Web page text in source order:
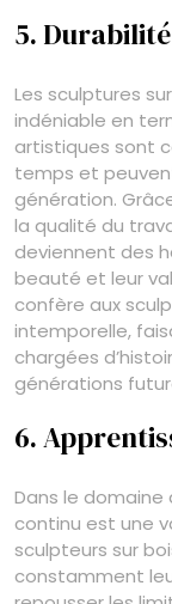
5. Durabilité
Les sculptures
indéniable en
artistiques sont
temps et
génération.
la qualité du
deviennent des
beauté et leur
confère aux
intemporelle,
chargées
générations
6.
Dans le domaine
continu est une
sculpteurs sur
constamment